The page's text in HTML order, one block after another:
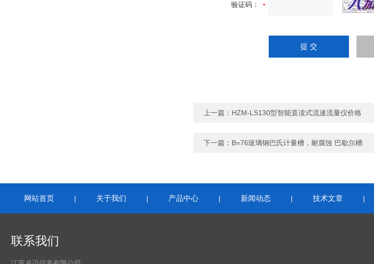
验证码：
上一篇： HZM-LS130型智能直读式流速流量仪价格
下一篇： B=76玻璃钢巴氏计量槽，耐腐蚀 巴歇尔槽
网站首页 | 关于我们 | 产品中心 | 新闻动态 | 技术文章 |
联系我们